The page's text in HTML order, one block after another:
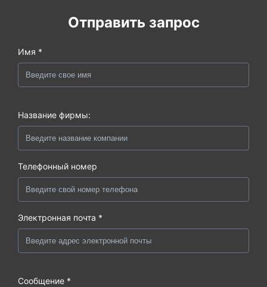
Отправить запрос
Имя *
Название фирмы:
Телефонный номер
Электронная почта *
Сообщение *